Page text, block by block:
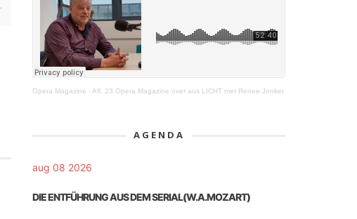
Opera Magazine · Afl. 23 Opera Magazine over aus LICHT met Renee Jonker
AGENDA
aug 08 2026
DIE ENTFÜHRUNG AUS DEM SERIAL(W.A.MOZART)